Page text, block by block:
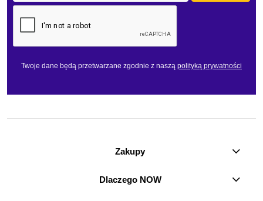
Twoje dane będą przetwarzane zgodnie z naszą polityką prywatności
Zakupy
Dlaczego NOW